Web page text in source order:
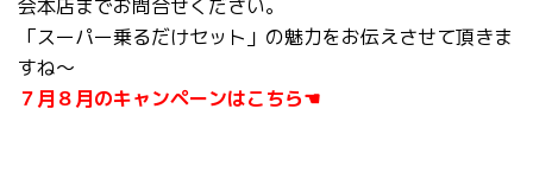
会本店までお問合せください。
「スーパー乗るだけセット」の魅力をお伝えさせて頂きま
すね～
７月８月のキャンペーンはこちら☚